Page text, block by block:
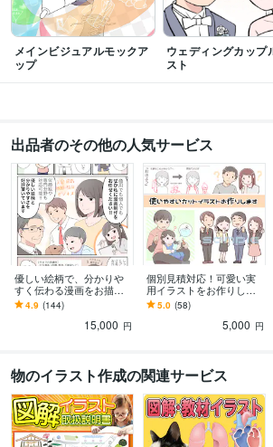
メインビジュアルモックア
ップ
ウェディングカップ
スト
出品者のその他の人気サービス
優しい絵柄で、分かりや
すく伝わる漫画をお描き
します 行政、医療、大手
企業など実績豊富！似顔
絵対応やシナリオ考案も
4.9 (144)
15,000 円
個別見積対応！可愛い実
用イラストをお作りしま
す 元研究職が分かりやす
く！挿絵、アイコン、動
物、立ち絵など。
5.0 (58)
5,000 円
物のイラスト作成の関連サービス